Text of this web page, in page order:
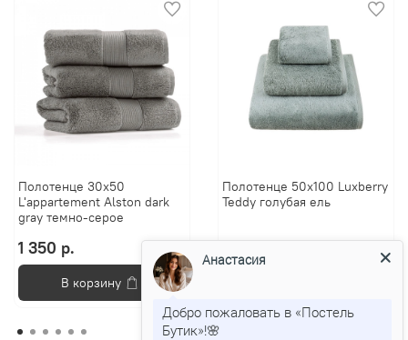
Полотенце 30х50
L'appartement Alston dark
gray темно-серое
1 350 р.
В корзину
Полотенце 50х100 Luxberry
Teddy голубая ель
2 000 р.
Анастасия
Добро пожаловать в «Постель
Бутик»!🌸